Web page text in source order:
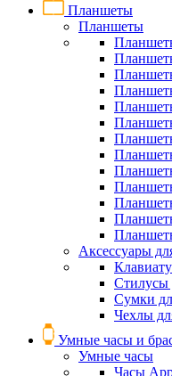
Планшеты
Планшеты
Аксессуары
Стилусы
Сумки
Чехлы
Умные часы и
Умные часы
Часы